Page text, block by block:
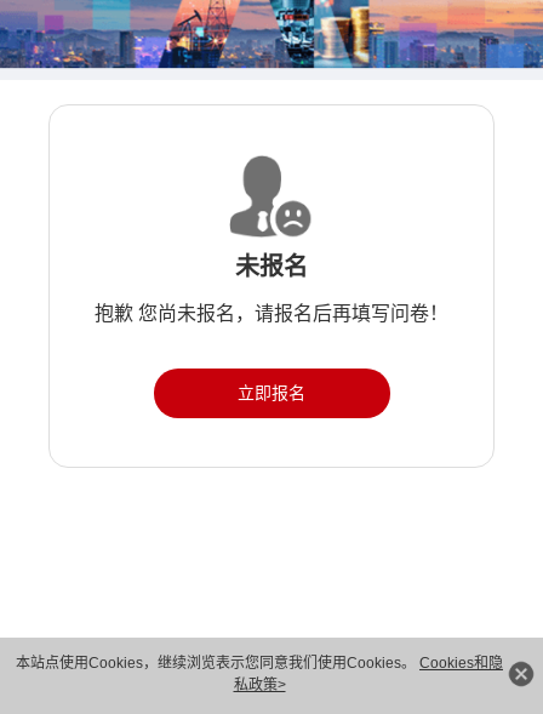
本站点使用Cookies，继续浏览表示您同意我们使用Cookies。 Cookies和隐
私政策>
未报名
抱歉 您尚未报名，请报名后再填写问卷！
立即报名
版权所有 © 华为技术有限公司 1998-2026。 保留一切权利。粤A2-20044005号
隐私保护
法律声明